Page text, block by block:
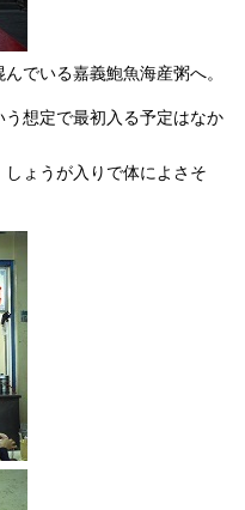
でいる嘉義鮑魚海産粥へ。
想定で最初入る予定はなか
ょうが入りで体によさそ